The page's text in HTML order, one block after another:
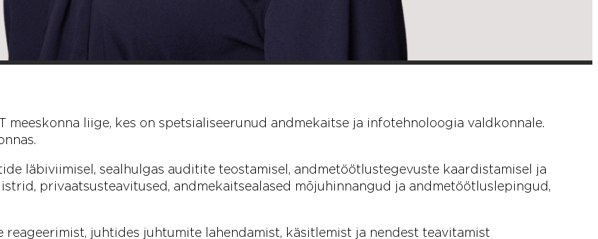
liige, kes on spetsialiseerunud andmekaitse ja infotehnoloogia valdkonnale.
läbiviimisel, sealhulgas auditite teostamisel, andmetöötlustegevuste kaardistamisel ja
privaatsusteavitused, andmekaitsealased mõjuhinnangud ja andmetöötluslepingud,
juhtides juhtumite lahendamist, käsitlemist ja nendest teavitamist